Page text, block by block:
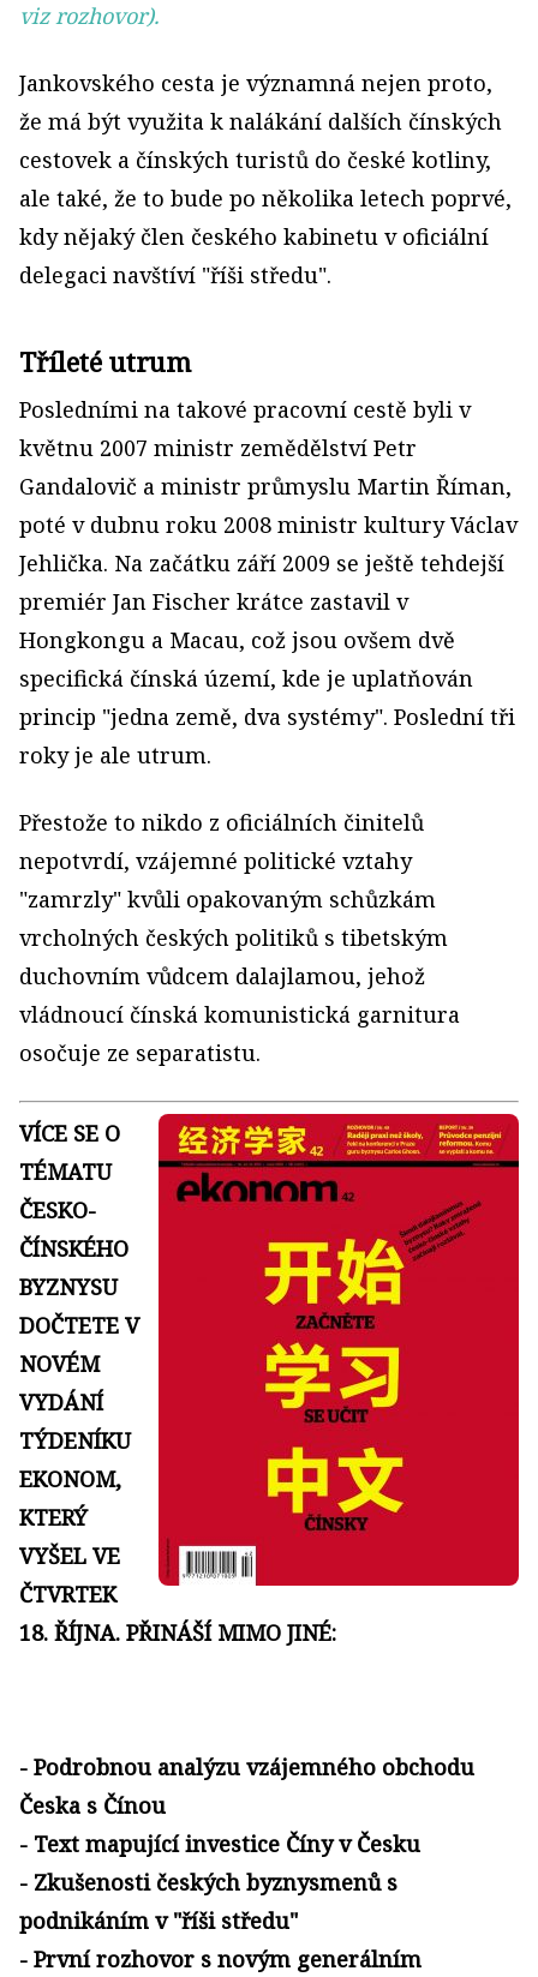
viz rozhovor).
Jankovského cesta je významná nejen proto,
že má být využita k nalákání dalších čínských
cestovek a čínských turistů do české kotliny,
ale také, že to bude po několika letech poprvé,
kdy nějaký člen českého kabinetu v oficiální
delegaci navštíví "říši středu".
Tříleté utrum
Posledními na takové pracovní cestě byli v
květnu 2007 ministr zemědělství Petr
Gandalovič a ministr průmyslu Martin Říman,
poté v dubnu roku 2008 ministr kultury Václav
Jehlička. Na začátku září 2009 se ještě tehdejší
premiér Jan Fischer krátce zastavil v
Hongkongu a Macau, což jsou ovšem dvě
specifická čínská území, kde je uplatňován
princip "jedna země, dva systémy". Poslední tři
roky je ale utrum.
Přestože to nikdo z oficiálních činitelů
nepotvrdí, vzájemné politické vztahy
"zamrzly" kvůli opakovaným schůzkám
vrcholných českých politiků s tibetským
duchovním vůdcem dalajlamou, jehož
vládnoucí čínská komunistická garnitura
osočuje ze separatistu.
VÍCE SE O
TÉMATU
ČESKO-
ČÍNSKÉHO
BYZNYSU
DOČTETE V
NOVÉM
VYDÁNÍ
TÝDENÍKU
EKONOM,
KTERÝ
VYŠEL VE
ČTVRTEK
18. ŘÍJNA. PŘINÁŠÍ MIMO JINÉ:
- Podrobnou analýzu vzájemného obchodu
Česka s Čínou
- Text mapující investice Číny v Česku
- Zkušenosti českých byznysmenů s
podnikáním v "říši středu"
- První rozhovor s novým generálním